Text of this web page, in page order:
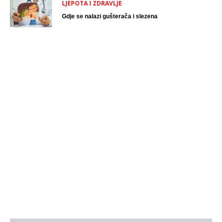
LJEPOTA I ZDRAVLJE
Gdje se nalazi gušterača i slezena